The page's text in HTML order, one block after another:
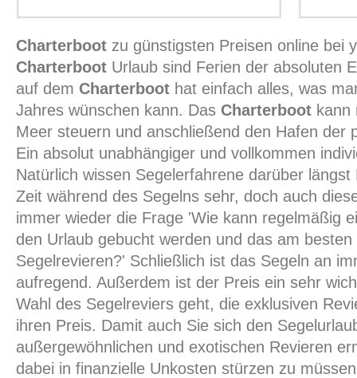
Charterbootzu günstigsten Preisen online bei
CharterbootUrlaub sind Ferien der absoluten
auf dem Charterboothat einfach alles, was
Jahres wünschen kann. Das Charterbootkann
Meer steuern und anschließend den Hafen der
Ein absolut unabhängiger und vollkommen
Natürlich wissen Segelerfahrene darüber
Zeit während des Segelns sehr, doch auch
immer wieder die Frage 'Wie kann regelmäßig
den Urlaub gebucht werden und das am
Segelrevieren?' Schließlich ist das Segeln an
aufregend. Außerdem ist der Preis ein sehr
Wahl des Segelreviers geht, die exklusiven
ihren Preis. Damit auch Sie sich den
außergewöhnlichen und exotischen Revieren
dabei in finanzielle Unkosten stürzen zu